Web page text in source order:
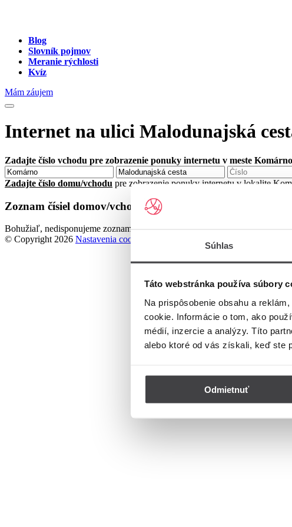
Súhlas
Táto webstránka používa súbory
Na prispôsobenie obsahu a
cookie. Informácie o tom, ako
médií, inzercie a analýzy. Títo
alebo ktoré od vás získali, keď ste
Odmietnuť
Blog
Slovník pojmov
Meranie rýchlosti
Kvíz
Mám záujem
Internet na ulici Malodunajská
Zadajte číslo vchodu pre zobrazenie ponuky internetu v meste Komárno
Zadajte číslo domu/vchodu pre zobrazenie ponuky internetu v lokalite
Zoznam čísiel domov/vchodov na ulici Malodunajská cesta
Bohužiaľ, nedisponujeme zoznamom dostupných čísiel vchodov na ulici
© Copyright 2026 Nastavenia cookies